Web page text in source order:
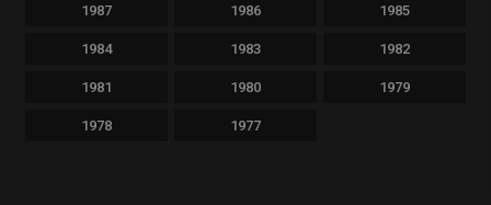
1987 1986 1985
1984 1983 1982
1981 1980 1979
1978 1977